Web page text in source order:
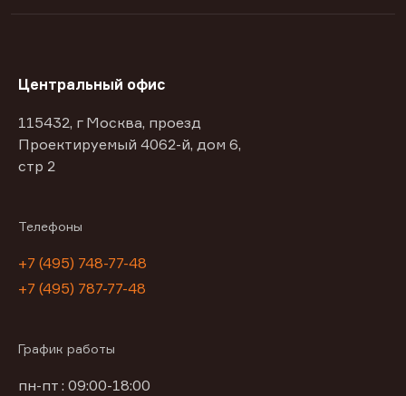
Центральный офис
115432, г Москва, проезд
Проектируемый 4062-й, дом 6,
стр 2
Телефоны
+7 (495) 748-77-48
+7 (495) 787-77-48
График работы
пн-пт : 09:00-18:00